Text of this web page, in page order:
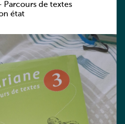
Parcours de textes
état